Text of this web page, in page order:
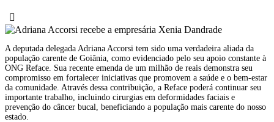
A deputada delegada Adriana Accorsi tem sido uma verdadeira aliada da
população carente de Goiânia, como evidenciado pelo seu apoio constante à
ONG Reface. Sua recente emenda de um milhão de reais demonstra seu
compromisso em fortalecer iniciativas que promovem a saúde e o bem-estar
da comunidade. Através dessa contribuição, a Reface poderá continuar seu
importante trabalho, incluindo cirurgias em deformidades faciais e
prevenção do câncer bucal, beneficiando a população mais carente do nosso
estado.